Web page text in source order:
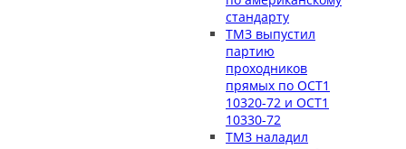
стандарту
ТМЗ выпустил
партию
проходников
прямых по ОСТ1
10320-72 и ОСТ1
10330-72
ТМЗ наладил